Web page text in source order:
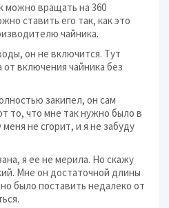
можно вращать на 360
ставить его так, как это
чайника.
он не включится. Тут
включения чайника без
закипел, он сам
то, что мне так нужно было в
не сгорит, и я не забуду
я ее не мерила. Но скажу
Мне он достаточной длины
было поставить недалеко от